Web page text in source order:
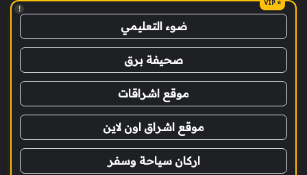
!
ضوء التعليمي
صحيفة برق
موقع اشراقات
موقع اشراق اون لاين
اركان سياحة وسفر